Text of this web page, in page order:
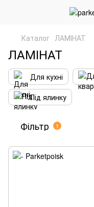
Каталог ЛАМІНАТ
ЛАМІНАТ
Для кухні
Під ялинку
Фільтр 1